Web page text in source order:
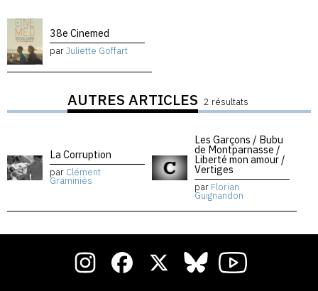
38e Cinemed
parJuliette Goffart
AUTRES ARTICLES 2 résultats
La Corruption
par Clément
Graminiès
Les Garçons / Bubu
de Montparnasse /
Liberté mon amour /
Vertiges
par Florian
Guignandon